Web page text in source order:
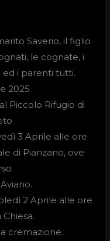
Saverio, il figlio
le cognate, i
ed i parenti tutti.
2025
Piccolo Rifugio di
3 Aprile alle ore
di Pianzano, ove
2 Aprile alle ore
cremazione.